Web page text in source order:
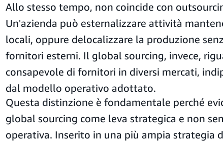
Allo stesso tempo, non coincide con
Un'azienda può esternalizzare attività
locali, oppure delocalizzare la produzione
fornitori esterni. Il global sourcing, invece,
consapevole di fornitori in diversi mercati,
dal modello operativo adottato.
Questa distinzione è fondamentale perché
global sourcing come leva strategica e non
operativa. Inserito in una più ampia strategia